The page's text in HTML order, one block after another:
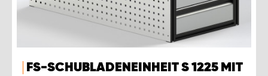
FS-SCHUBLADENEINHEIT S 1225 MIT